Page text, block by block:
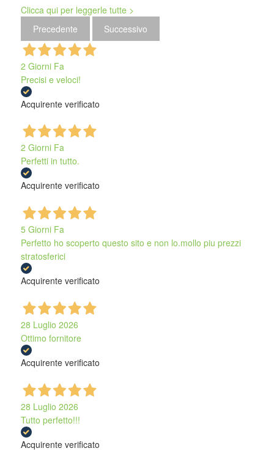
Clicca qui per leggerle tutte >
Precedente
Successivo
2 Giorni Fa
Precisi e veloci!
Acquirente verificato
2 Giorni Fa
Perfetti in tutto.
Acquirente verificato
5 Giorni Fa
Perfetto ho scoperto questo sito e non lo.mollo piu prezzi
stratosferici
Acquirente verificato
28 Luglio 2026
Ottimo fornitore
Acquirente verificato
28 Luglio 2026
Tutto perfetto!!!
Acquirente verificato